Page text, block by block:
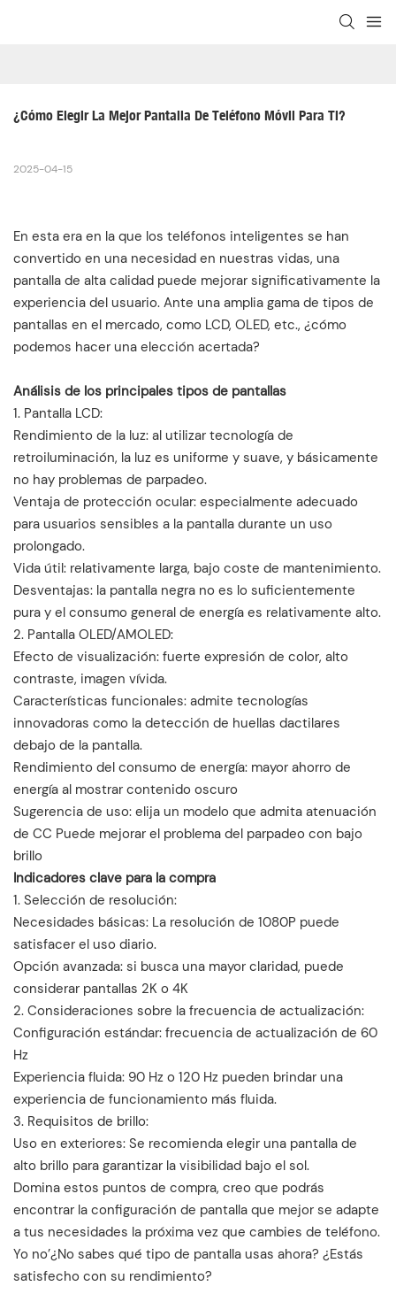
¿Cómo Elegir La Mejor Pantalla De Teléfono Móvil Para Ti?
2025-04-15
En esta era en la que los teléfonos inteligentes se han
convertido en una necesidad en nuestras vidas, una
pantalla de alta calidad puede mejorar significativamente la
experiencia del usuario. Ante una amplia gama de tipos de
pantallas en el mercado, como LCD, OLED, etc., ¿cómo
podemos hacer una elección acertada?
Análisis de los principales tipos de pantallas
‌1. Pantalla LCD‌:
Rendimiento de la luz: al utilizar tecnología de
retroiluminación, la luz es uniforme y suave, y básicamente
no hay problemas de parpadeo.
Ventaja de protección ocular: especialmente adecuado
para usuarios sensibles a la pantalla durante un uso
prolongado.
Vida útil: relativamente larga, bajo coste de mantenimiento.
Desventajas: la pantalla negra no es lo suficientemente
pura y el consumo general de energía es relativamente alto.
2‌. Pantalla OLED/AMOLED‌:
Efecto de visualización: fuerte expresión de color, alto
contraste, imagen vívida.
Características funcionales: admite tecnologías
innovadoras como la detección de huellas dactilares
debajo de la pantalla.
Rendimiento del consumo de energía: mayor ahorro de
energía al mostrar contenido oscuro
Sugerencia de uso: elija un modelo que admita atenuación
de CC Puede mejorar el problema del parpadeo con bajo
brillo
Indicadores clave para la compra
‌1. Selección de resolución‌:
Necesidades básicas: La resolución de 1080P puede
satisfacer el uso diario.
Opción avanzada: si busca una mayor claridad, puede
considerar pantallas 2K o 4K
‌2. Consideraciones sobre la frecuencia de actualización‌:
Configuración estándar: frecuencia de actualización de 60
Hz
Experiencia fluida: 90 Hz o 120 Hz pueden brindar una
experiencia de funcionamiento más fluida.
‌3. Requisitos de brillo‌:
Uso en exteriores: Se recomienda elegir una pantalla de
alto brillo para garantizar la visibilidad bajo el sol.
Domina estos puntos de compra, creo que podrás
encontrar la configuración de pantalla que mejor se adapte
a tus necesidades la próxima vez que cambies de teléfono.
Yo no’¿No sabes qué tipo de pantalla usas ahora? ¿Estás
satisfecho con su rendimiento?